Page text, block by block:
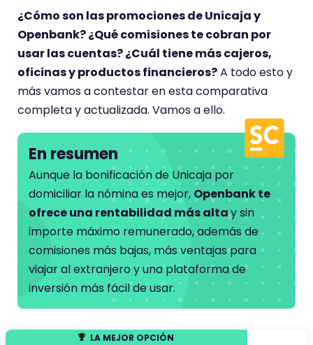
¿Cómo son las promociones de Unicaja y
Openbank? ¿Qué comisiones te cobran por
usar las cuentas? ¿Cuál tiene más cajeros,
oficinas y productos financieros?A todo esto y
más vamos a contestar en esta comparativa
completa y actualizada. Vamos a ello.
En resumen
Aunque la bonificación de Unicaja por
domiciliar la nómina es mejor, Openbank te
ofrece una rentabilidad más altay sin
importe máximo remunerado, además de
comisiones más bajas, más ventajas para
viajar al extranjero y una plataforma de
inversión más fácil de usar.
LA MEJOR OPCIÓN